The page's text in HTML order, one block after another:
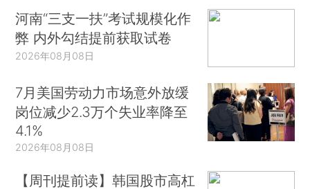
河南“三支一扶”考试规模化作
弊 内外勾结提前获取试卷
2026年08月08日
7月美国劳动力市场意外放缓
岗位减少2.3万个失业率降至
4.1%
2026年08月08日
【周刊提前读】韩国股市高杠